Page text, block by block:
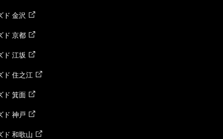
ド 金沢
ド 京都
ド 江坂
ド 住之江
ド 箕面
ド 神戸
ド 和歌山